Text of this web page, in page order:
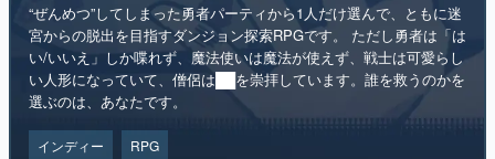
“ぜんめつ”してしまった勇者パーティから1人だけ選んで、ともに迷
宮からの脱出を目指すダンジョン探索RPGです。 ただし勇者は「は
い/いいえ」しか喋れず、魔法使いは魔法が使えず、戦士は可愛らし
い人形になっていて、僧侶は██を崇拝しています。誰を救うのかを
選ぶのは、あなたです。
インディー RPG